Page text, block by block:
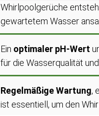
Whirlpoolgerüche
gewartetem Wasser
Ein optimaler pH-Wert
für die Wasserqualität
Regelmäßige Wartung,
ist essentiell, um den